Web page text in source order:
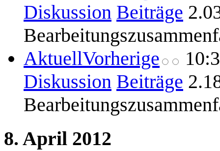
Diskussion Beiträge
AktuellVorherige
Diskussion Beiträge
8. April 2012